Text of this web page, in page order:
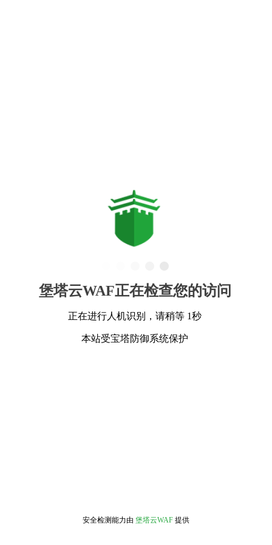
堡塔云WAF正在检查您的访问
正在进行人机识别，请稍等 1秒
本站受宝塔防御系统保护
安全检测能力由 堡塔云WAF 提供